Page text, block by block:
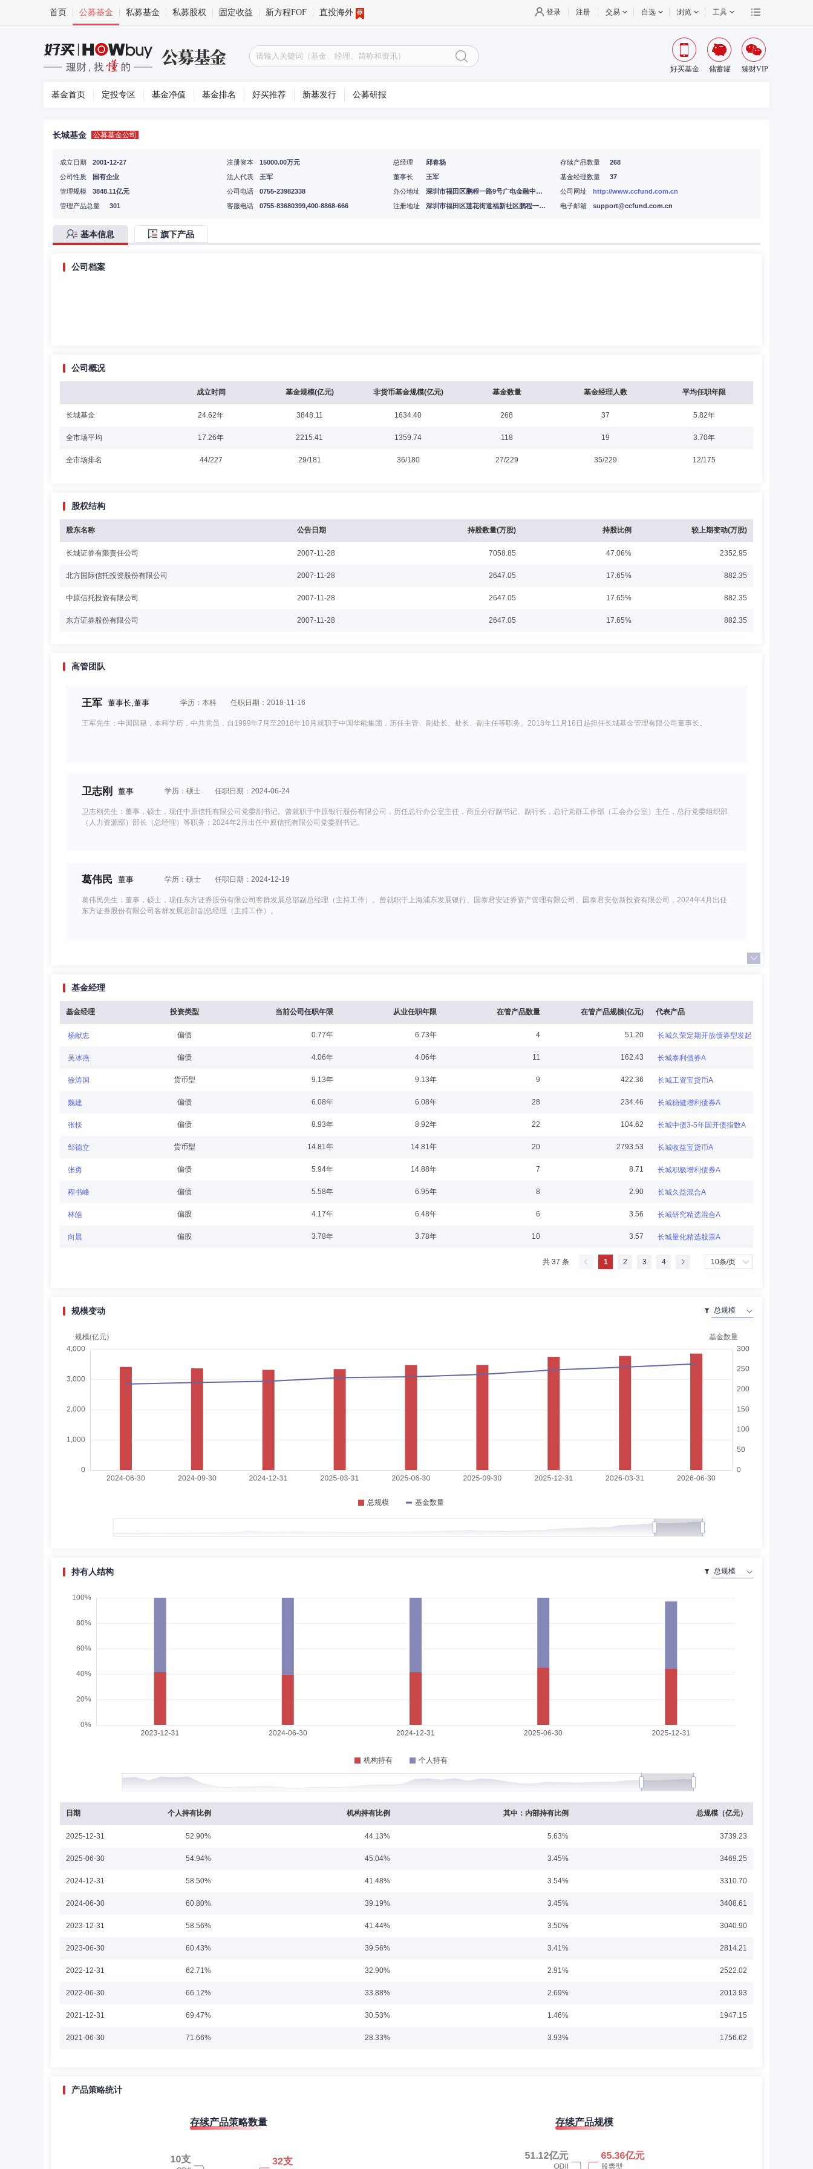
首页 公募基金 私募基金 私募股权 固定收益 新方程FOF 直投海外 登录 注册 交易 自选 浏览 工具
好买基金 储蓄罐 臻财VIP
基金首页 定投专区 基金净值 基金排名 好买推荐 新基发行 公募研报
长城基金 公募基金公司
成立日期
2001-12-27
公司性质
国有企业
注册资本
15000.00万元
法人代表
王军
总经理
邱春杨
董事长
王军
存续产品数量
268
基金经理数量
37
管理规模
3848.11亿元
管理产品总量
301
公司电话
0755-23982338
客服电话
0755-83680399,400-8868-666
办公地址
深圳市福田区鹏程一路9号广电金融中心36层DEF单元、38层、39层
注册地址
深圳市福田区莲花街道福新社区鹏程一路9号广电金融中心36层DEF单元、38层、39层
公司网址
http://www.ccfund.com.cn
电子邮箱
support@ccfund.com.cn
基本信息 旗下产品
公司档案
公司概况
成立时间 基金规模(亿元) 非货币基金规模(亿元) 基金数量 基金经理人数 平均任职年限
长城基金 24.62年 3848.11 1634.40 268 37 5.82年
全市场平均 17.26年 2215.41 1359.74 118 19 3.70年
全市场排名 44/227 29/181 36/180 27/229 35/229 12/175
股权结构
股东名称 公告日期 持股数量(万股) 持股比例 较上期变动(万股)
长城证券有限责任公司 2007-11-28 7058.85 47.06% 2352.95
北方国际信托投资股份有限公司 2007-11-28 2647.05 17.65% 882.35
中原信托投资有限公司 2007-11-28 2647.05 17.65% 882.35
东方证券股份有限公司 2007-11-28 2647.05 17.65% 882.35
高管团队
王军 董事长,董事 学历：本科 任职日期：2018-11-16
王军先生：中国国籍，本科学历，中共党员，自1999年7月至2018年10月就职于中国华能集团，历任主管、副处长、处长、副主任等职务。2018年11月16日起担任长城基金管理有限公司董事长。
卫志刚 董事 学历：硕士 任职日期：2024-06-24
卫志刚先生：董事，硕士，现任中原信托有限公司党委副书记。曾就职于中原银行股份有限公司，历任总行办公室主任，商丘分行副书记、副行长，总行党群工作部（工会办公室）主任，总行党委组织部
（人力资源部）部长（总经理）等职务；2024年2月出任中原信托有限公司党委副书记。
葛伟民 董事 学历：硕士 任职日期：2024-12-19
葛伟民先生：董事，硕士，现任东方证券股份有限公司客群发展总部副总经理（主持工作）。曾就职于上海浦东发展银行、国泰君安证券资产管理有限公司、国泰君安创新投资有限公司，2024年4月出任
东方证券股份有限公司客群发展总部副总经理（主持工作）。
谢鸿鹤先生：董事，硕士，现任长城证券股份有限公司产业金融研究院院长。曾任职于东莞三星电机有限公司、国信证券股份有限公司、高盛高华证券有限责任公司、华创证券有限责任公司、招商证券股
份有限公司、中信建投证券股份有限公司、中泰证券股份有限公司。2025年8月出任长城证券股份有限公司产业金融研究院院长。
周钟山 学历：博士
周钟山先生：董事，博士，现任长城证券股份有限公司副总裁兼董事会秘书。曾任职于中国工商银行上海市分行。1998年2月加入长城证券，历任南昌分公司(筹)负责人、江西分公司总经理、经纪业务总部
祝函 董事,总经理（总裁）,投资决策委员会成员 学历：硕士
祝函先生：中国籍，无永久境外居留权，西南财经大学金融法学硕士，研究生学历。2005年至2014年在深圳证监局任主任科员。2014年起任职深圳德威德佳投资有限公司合规总监，2016年起历任中天国
富证券有限公司副总经理、首席风险官、监事会主席，2022年起任职世纪证券有限责任公司副总经理。2023年加入长城基金管理有限公司，现任董事、总经理、代为履行督察长职务。
学历：硕士
王辉先生：董事，硕士，现任北方信托股份有限公司党委委员、董事会秘书。1994年7月进入北方国际信托股份有限公司，曾任干部、业务发展一部经理、综合管理部总经理、董事会秘书、总经理助理、
何小乐女士：副总经理兼董事会秘书、营销策划部总经理，硕士。2003年起任职于中国农业银行四川省分行，2005年起任职于花旗银行(中国)有限公司成都分行，2010年起历任弘俊投资管理有限公司分
析师、投资经理、管理合伙人。2018年4月加入长城基金管理有限公司，任公司董事会秘书、总经理助理兼营销策划部总经理。
汪建中 独立董事 学历：本科 任职日期：2023-08-01
唐纹女士：独立董事，学士，现已退休。曾任电力部科学研究院系统所工程师，中国国际贸易促进委员会经济信息部副处长、处长，中国华能集团香港公司副总经理、党委书记。
万建华 独立董事 学历：硕士 任职日期：2016-05-20
万建华先生：独立董事，硕士。现任证通股份有限公司董事长。曾任中国人民银行资金管理司处长，招商银行总行常务副行长兼上海分行行长(期间兼任长城证券股份有限公司董事长、国通证券有限责任公
李建军先生：2001年7月起就职于国家审计署驻深圳特派员办事处，2017年11月起就职于中天国富证券有限公司，2023年9月起就职于世纪证券有限责任公司。2026年3月加入长城基金管理有限公司。
10月-2000年5月曾就职于深圳市和君创业投资公司，2000年5月-2001年9月曾就职于长城证券有限责任公司投资银行部。2001年10月加入长城基金管理有限公司，历任基金管理部基金经理助理、总经理
任“长城中小盘成长股票型证券投资基金”基金经理，自2009年9月至2016年9月任“长城久富核心成长混合型证券投资基金（LOF）”基金经理，自2017年6月至2018年8月任“长城久兆中小板300指数分级证
年4月至2022年10任“长城核心优势混合型证券投资基金”基金经理。自2004年5月至今任“长城久泰沪深300指数证券投资基金”基金经理，自2013年6月至今任“长城品牌优选混合型证券投资基金”基金经
基金”基金经理，自2021年12月至今任“长城价值领航混合型证券投资基金”基金经理，自2022年4月至今任“长城价值甄选一年持有期混合型证券投资基金”基金经理。
有限公司绝对收益部。2019年5月加入长城基金管理有限公司，现任公司总助、固定收益投资总监、投委会委员兼基金经理。自2020年9月至今任“长城积极增利债券型证券投资基金”、“长城久悦债券型证
学历：硕士 任职日期：2025-11-03
基金经理
基金经理 投资类型 当前公司任职年限 从业任职年限 在管产品数量 在管产品规模(亿元) 代表产品
杨献忠 偏债 0.77年 6.73年 4 51.20 长城久荣定期开放债券型发起式
吴冰燕 偏债 4.06年 4.06年 11 162.43 长城泰利债券A
徐涛国 货币型 9.13年 9.13年 9 422.36 长城工资宝货币A
魏建 偏债 6.08年 6.08年 28 234.46 长城稳健增利债券A
张棪 偏债 8.93年 8.92年 22 104.62 长城中债3-5年国开债指数A
邹德立 货币型 14.81年 14.81年 20 2793.53 长城收益宝货币A
张勇 偏债 5.94年 14.88年 7 8.71 长城积极增利债券A
程书峰 偏债 5.58年 6.95年 8 2.90 长城久益混合A
林皓 偏股 4.17年 6.48年 6 3.56 长城研究精选混合A
向晨 偏股 3.78年 3.78年 10 3.57 长城量化精选股票A
共 37 条 1 2 3 4
规模变动
持有人结构
日期 个人持有比例 机构持有比例 其中：内部持有比例 总规模（亿元）
2025-12-31 52.90% 44.13% 5.63% 3739.23
2025-06-30 54.94% 45.04% 3.45% 3469.25
2024-12-31 58.50% 41.48% 3.54% 3310.70
2024-06-30 60.80% 39.19% 3.45% 3408.61
2023-12-31 58.56% 41.44% 3.50% 3040.90
2023-06-30 60.43% 39.56% 3.41% 2814.21
2022-12-31 62.71% 32.90% 2.91% 2522.02
2022-06-30 66.12% 33.88% 2.69% 2013.93
2021-12-31 69.47% 30.53% 1.46% 1947.15
2021-06-30 71.66% 28.33% 3.93% 1756.62
74.80% 0.44%
0.53%
产品策略统计
存续产品策略数量 存续产品规模